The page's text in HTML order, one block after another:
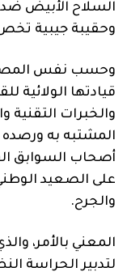
السلاح الأبيض
وحقيبة جيبية
وحسب نفس
قيادتها الولائية
والخبرات
المشتبه به ورصده
أصحاب السوابق
على الصعيد
والجرح.
المعني بالأمر،
لتدبير الحراسة